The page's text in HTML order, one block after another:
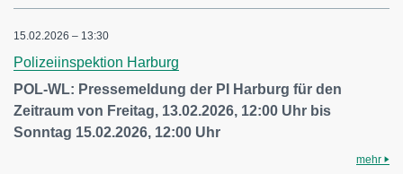
15.02.2026 – 13:30
Polizeiinspektion Harburg
POL-WL: Pressemeldung der PI Harburg für den
Zeitraum von Freitag, 13.02.2026, 12:00 Uhr bis
Sonntag 15.02.2026, 12:00 Uhr
mehr